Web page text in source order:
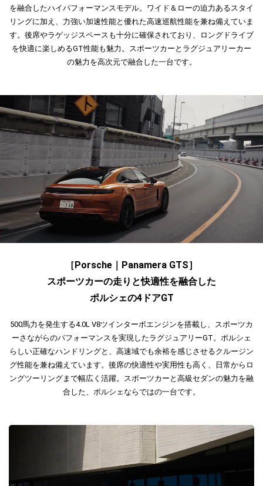
を融合したハイパフォーマンスモデル。ワイド＆ローの迫力あるスタイ
リングに加え、力強い加速性能と優れた高速巡航性能を兼ね備えていま
す。後席やラゲッジスペースも十分に確保されており、ロングドライブ
を快適に楽しめるGT性能も魅力。スポーツカーとラグジュアリーカー
の魅力を高次元で融合した一台です。
［Porsche｜Panamera GTS］
スポーツカーの走りと快適性を融合した
ポルシェの4ドアGT
500馬力を発生する4.0L V8ツインターボエンジンを搭載し、スポーツカ
ーさながらのパフォーマンスを実現したラグジュアリーGT。ポルシェ
らしい正確なハンドリングと、高速域でも余裕を感じさせるクルージン
グ性能を兼ね備えています。後席の快適性や実用性も高く、日常からロ
ングツーリングまで幅広く活躍。スポーツカーと高級セダンの魅力を融
合した、ポルシェならではの一台です。